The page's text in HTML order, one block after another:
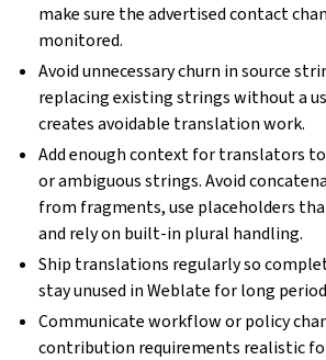
make sure the advertised contact
monitored.
Avoid unnecessary churn in source
replacing existing strings without a
creates avoidable translation work.
Add enough context for translators
or ambiguous strings. Avoid
from fragments, use placeholders
and rely on built-in plural handling.
Ship translations regularly so
stay unused in Weblate for long
Communicate workflow or policy
contribution requirements realistic